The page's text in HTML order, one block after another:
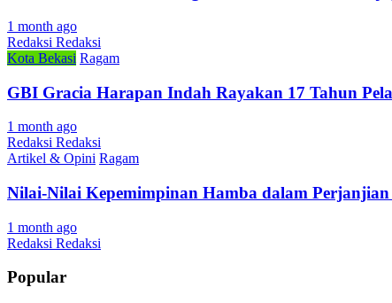
1 month ago
Redaksi Redaksi
Kota Bekasi Ragam
GBI Gracia Harapan Indah Rayakan 17 Tahun
1 month ago
Redaksi Redaksi
Artikel & Opini Ragam
Nilai-Nilai Kepemimpinan Hamba dalam
1 month ago
Redaksi Redaksi
Popular